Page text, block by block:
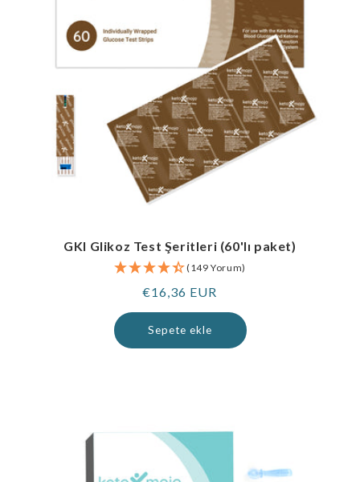
GKI Glikoz Test Şeritleri (60'lı paket)
(149 Yorum)
Normal
fiyat
€16,36 EUR
Sepete ekle